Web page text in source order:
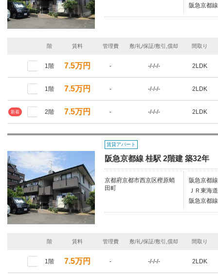
阪急京都
階 賃料 管理費 敷/礼/保証/敷引,償却 間取り
1階 7.5万円 - -/-/-/- 2LDK
1階 7.5万円 - -/-/-/- 2LDK
新着 2階 7.5万円 - -/-/-/- 2LDK
賃貸アパート
阪急京都線 桂駅 2階建 築32年
京都府京都市西京区樫原蛸
田町
阪急京都
ＪＲ東海
阪急京都
階 賃料 管理費 敷/礼/保証/敷引,償却 間取り
1階 7.5万円 - -/-/-/- 2LDK